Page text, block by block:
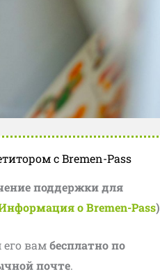
с Bremen-Pass
поддержки для
о Bremen-Pass)
вамбесплатно по
почте.